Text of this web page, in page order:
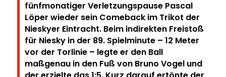
fünfmonatiger Verletzungspause Pascal
Löper wieder sein Comeback im Trikot der
Nieskyer Eintracht. Beim indirekten Freistoß
für Niesky in der 89. Spielminute – 12 Meter
vor der Torlinie – legte er den Ball
maßgenau in den Fuß von Bruno Vogel und